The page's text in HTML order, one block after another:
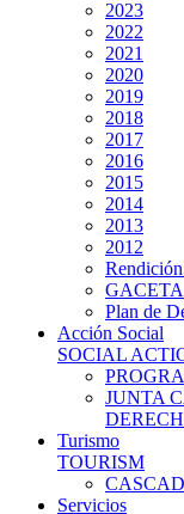
2023
2022
2021
2020
2019
2018
2017
2016
2015
2014
2013
2012
GACETA
Plan de
Acción Social
SOCIAL
JUNTA
Turismo
TOURISM
Servicios